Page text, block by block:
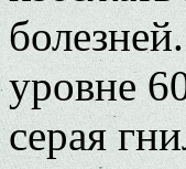
уровне
серая